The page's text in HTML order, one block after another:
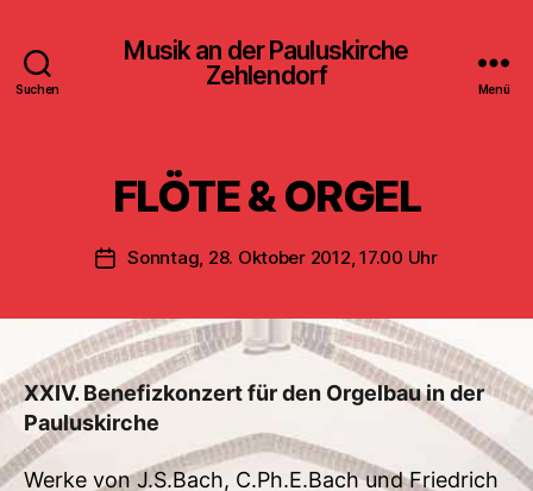
Suchen
Musik an der Pauluskirche
Zehlendorf
Menü
FLÖTE & ORGEL
Veröffentlichungsdatum
Sonntag, 28. Oktober 2012, 17.00 Uhr
XXIV. Benefizkonzert für den Orgelbau in der
Pauluskirche
Werke von J.S.Bach, C.Ph.E.Bach und Friedrich